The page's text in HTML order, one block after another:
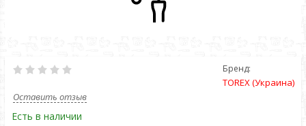
Бренд:
TOREX (Украина)
Оставить отзыв
Есть в наличии